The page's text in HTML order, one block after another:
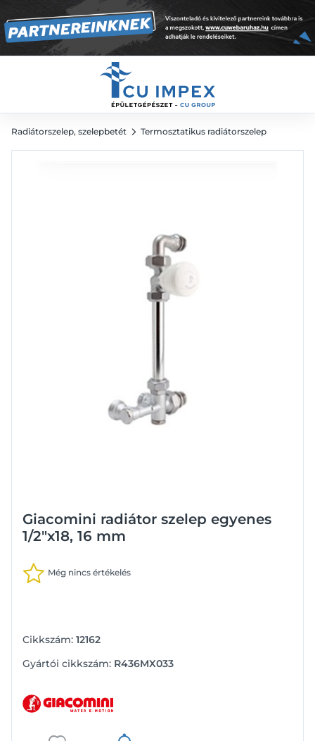
Radiátorszelep, szelepbetét Termosztatikus radiátorszelep
Giacomini radiátor szelep egyenes
1/2"x18, 16 mm
Még nincs értékelés
Cikkszám: 12162
Gyártói cikkszám: R436MX033
15 673 Ft